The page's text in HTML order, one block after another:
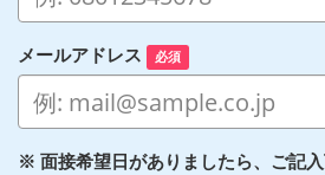
メールアドレス 必須
※ 面接希望日がありましたら、ご記